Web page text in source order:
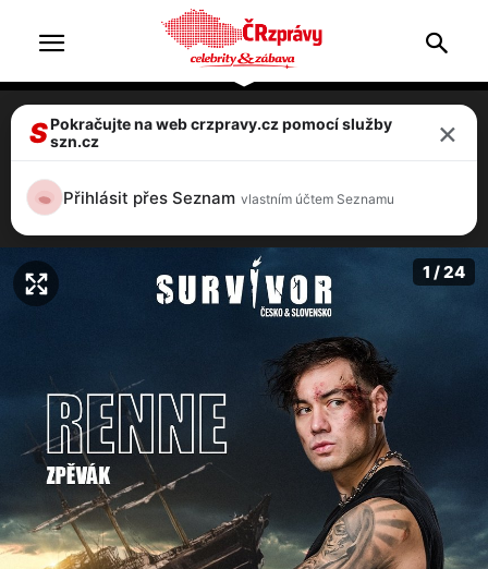
FOTO: Odtajněno! Zpěváci i olympionička,
2025
1 / 24
SPokračujte na web crzpravy.cz pomocí služby
szn.cz
×
Přihlásit přes Seznam vlastním účtem Seznamu